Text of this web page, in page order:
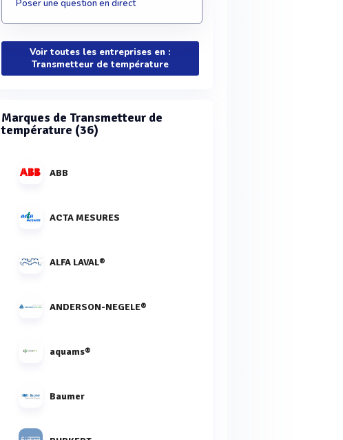
Poser une question en direct
Voir toutes les entreprises en :
Transmetteur de température
Marques de Transmetteur de
température (36)
ABB
ACTA MESURES
ALFA LAVAL®
ANDERSON-NEGELE®
aquams®
Baumer